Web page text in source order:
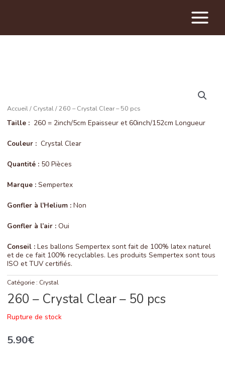
Main
Menu
Accueil/ Crystal/ 260 – Crystal Clear – 50 pcs
Taille : 260 = 2inch/5cm Epaisseur et 60inch/152cm Longueur
Couleur : Crystal Clear
Quantité : 50 Pièces
Marque : Sempertex
Gonfler à l’Helium : Non
Gonfler à l’air : Oui
Conseil : Les ballons Sempertex sont fait de 100% latex naturel
et de ce fait 100% recyclables. Les produits Sempertex sont tous
ISO et TUV certifiés.
Catégorie : Crystal
260 – Crystal Clear – 50 pcs
Rupture de stock
5.90€